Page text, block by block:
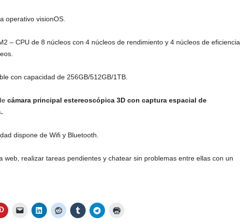
operativo visionOS.
– CPU de 8 núcleos con 4 núcleos de rendimiento y 4 núcleos de eficiencia.
con capacidad de 256GB/512GB/1TB.
cámara principal estereoscópica 3D con captura espacial de
dispone de Wifi y Bluetooth.
web, realizar tareas pendientes y chatear sin problemas entre ellas con un